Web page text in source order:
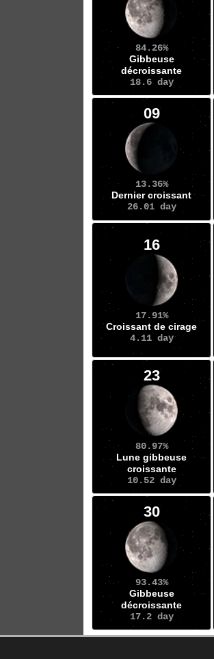
84.26%
Gibbeuse
décroissante
18.6 day
09
13.36%
Dernier croissant
26.01 day
16
17.91%
Croissant de cirage
4.11 day
23
80.97%
Lune gibbeuse
croissante
10.52 day
30
93.43%
Gibbeuse
décroissante
17.2 day